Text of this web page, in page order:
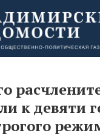
к девяти